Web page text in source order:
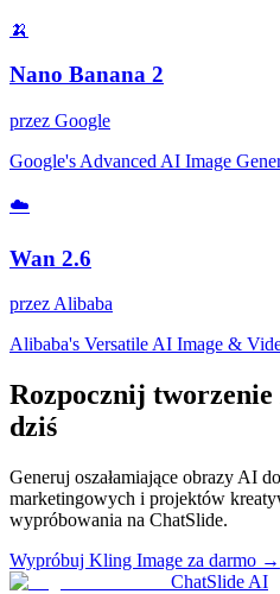
🍌
Nano Banana 2
przez Google
Google's Advanced AI Image
☁️
Wan 2.6
przez Alibaba
Alibaba's Versatile AI Image &
Rozpocznij
dziś
Generuj oszałamiające obrazy AI
marketingowych i projektów
wypróbowania na ChatSlide.
Wypróbuj Kling Image za darmo →
ChatSlide AI